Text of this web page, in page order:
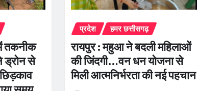
तकनीक
ड्रोन से
प्रदेश हमर छत्तीसगढ़
रायपुर : महुआ ने बदली महिलाओं
की जिंदगी…वन धन योजना से
मिली आत्मनिर्भरता की नई पहचान